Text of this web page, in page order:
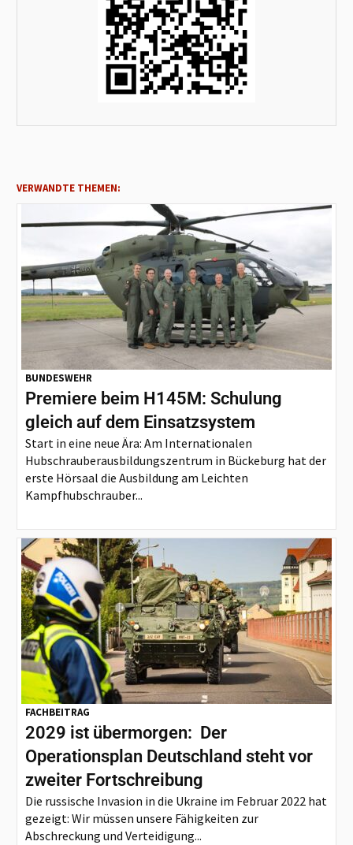
VERWANDTE THEMEN:
BUNDESWEHR
Premiere beim H145M: Schulung
gleich auf dem Einsatzsystem
Start in eine neue Ära: Am Internationalen
Hubschrauberausbildungszentrum in Bückeburg hat der
erste Hörsaal die Ausbildung am Leichten
Kampfhubschrauber...
FACHBEITRAG
2029 ist übermorgen: Der
Operationsplan Deutschland steht vor
zweiter Fortschreibung
Die russische Invasion in die Ukraine im Februar 2022 hat
gezeigt: Wir müssen unsere Fähigkeiten zur
Abschreckung und Verteidigung...